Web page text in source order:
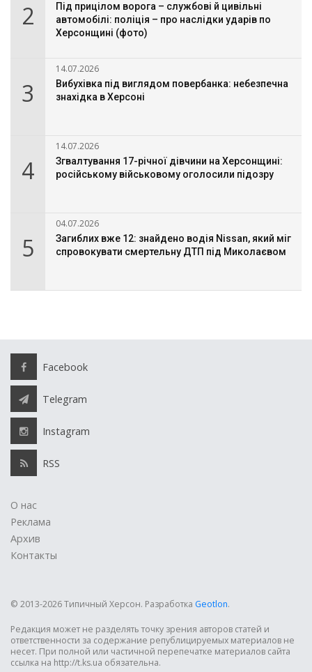
2
Під прицілом ворога – службові й цивільні
автомобілі: поліція – про наслідки ударів по
Херсонщині (фото)
3
14.07.2026
Вибухівка під виглядом повербанка: небезпечна
знахідка в Херсоні
4
14.07.2026
Згвалтування 17-річної дівчини на Херсонщині:
російському військовому оголосили підозру
5
04.07.2026
Загиблих вже 12: знайдено водія Nissan, який міг
спровокувати смертельну ДТП під Миколаєвом
Facebook
Telegram
Instagram
RSS
О нас
Реклама
Архив
Контакты
© 2013-2026 Типичный Херсон. Разработка Geotlon.
Редакция может не разделять точку зрения авторов статей и
ответственности за содержание републицируемых материалов не
несет. При полной или частичной перепечатке материалов сайта
ссылка на http://t.ks.ua обязательна.